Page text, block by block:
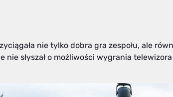
nie tylko dobra gra zespołu, ale
nie słyszał o możliwości wygrania